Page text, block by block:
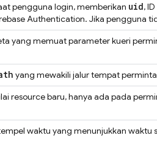
pengguna login, memberikan uid,
Authentication. Jika pengguna
yang memuat parameter kueri
yang mewakili jalur tempat
resource baru, hanya ada pada
waktu yang menunjukkan waktu